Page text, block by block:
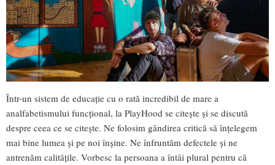
Într-un sistem de educație cu o rată incredibil de mare a
analfabetismului funcțional, la PlayHood se citește și se discută
despre ceea ce se citește. Ne folosim gândirea critică să înțelegem
mai bine lumea și pe noi înșine. Ne înfruntăm defectele și ne
antrenăm calitățile. Vorbesc la persoana a întâi plural pentru că